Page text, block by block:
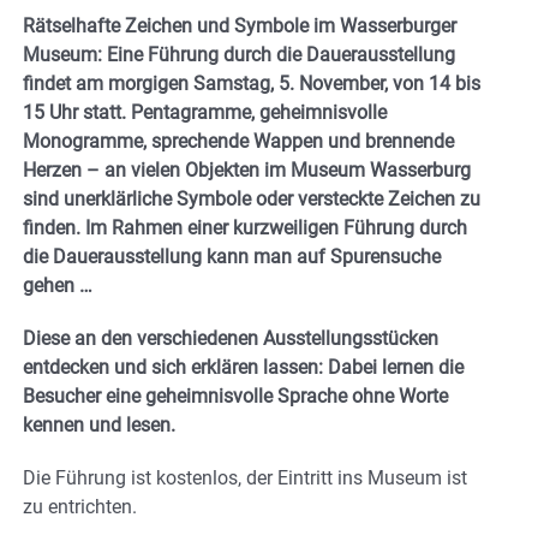
Rätselhafte Zeichen und Symbole im Wasserburger
Museum: Eine Führung durch die Dauerausstellung
findet am morgigen Samstag, 5. November, von 14 bis
15 Uhr statt. Pentagramme, geheimnisvolle
Monogramme, sprechende Wappen und brennende
Herzen – an vielen Objekten im Museum Wasserburg
sind unerklärliche Symbole oder versteckte Zeichen zu
finden. Im Rahmen einer kurzweiligen Führung durch
die Dauerausstellung kann man auf Spurensuche
gehen …
Diese an den verschiedenen Ausstellungsstücken
entdecken und sich erklären lassen: Dabei lernen die
Besucher eine geheimnisvolle Sprache ohne Worte
kennen und lesen.
Die Führung ist kostenlos, der Eintritt ins Museum ist
zu entrichten.